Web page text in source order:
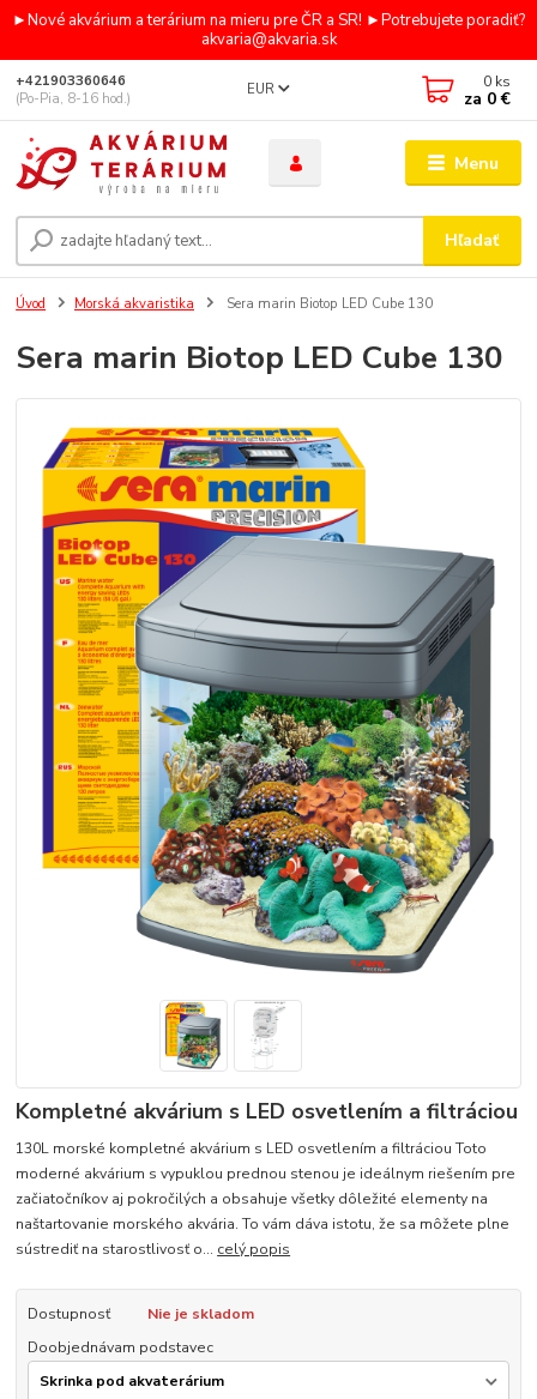
►Nové akvárium a terárium na mieru pre ČR a SR! ►Potrebujete poradiť?
akvaria@akvaria.sk
Menu
EUR
Hľadať
+421903360646
(Po-Pia, 8-16 hod.)
0 ks
za 0 €
Úvod Morská akvaristika Sera marin Biotop LED Cube 130
Sera marin Biotop LED Cube 130
Kompletné akvárium s LED osvetlením a filtráciou
130L morské kompletné akvárium s LED osvetlením a filtráciou Toto
moderné akvárium s vypuklou prednou stenou je ideálnym riešením pre
začiatočníkov aj pokročilých a obsahuje všetky dôležité elementy na
naštartovanie morského akvária. To vám dáva istotu, že sa môžete plne
sústrediť na starostlivosť o... celý popis
Dostupnosť
Nie je skladom
Doobjednávam podstavec